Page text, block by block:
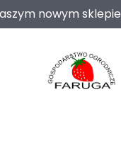
nowym sklepie